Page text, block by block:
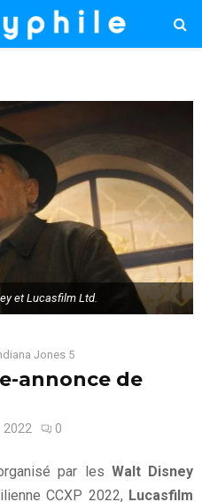
et Lucasfilm Ltd.
Jones 5
annonce de
2022 0
par les Walt Disney
CCXP 2022, Lucasfilm